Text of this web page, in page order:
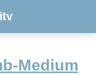
Medium